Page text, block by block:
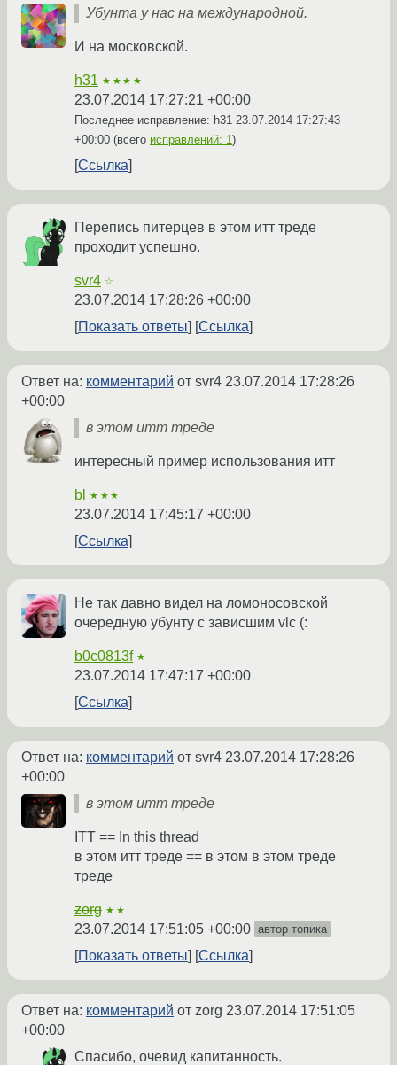
Убунта у нас на международной.
И на московской.
h31 ★★★★
23.07.2014 17:27:21 +00:00
Последнее исправление: h31 23.07.2014 17:27:43
+00:00 (всего исправлений: 1)
Ссылка
Перепись питерцев в этом итт треде
проходит успешно.
svr4 ☆
23.07.2014 17:28:26 +00:00
Показать ответы
Ссылка
Ответ на: комментарий от svr4 23.07.2014 17:28:26
+00:00
в этом итт треде
интересный пример использования итт
bl ★★★
23.07.2014 17:45:17 +00:00
Ссылка
Не так давно видел на ломоносовской
очередную убунту с зависшим vlc (:
b0c0813f ★
23.07.2014 17:47:17 +00:00
Ссылка
Ответ на: комментарий от svr4 23.07.2014 17:28:26
+00:00
в этом итт треде
ITT == In this thread
в этом итт треде == в этом в этом треде
треде
zorg ★★
23.07.2014 17:51:05 +00:00 автор топика
Показать ответы Ссылка
Ответ на: комментарий от zorg 23.07.2014 17:51:05
+00:00
Спасибо, очевид капитанность.